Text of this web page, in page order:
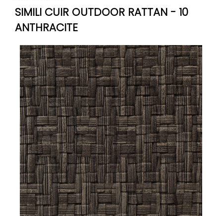
SIMILI CUIR OUTDOOR RATTAN - 10
ANTHRACITE